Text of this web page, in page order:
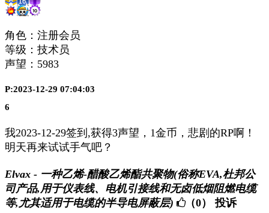
角色：注册会员
等级：技术员
声望： 5983
P:2023-12-29 07:04:03
6
我2023-12-29签到,获得3声望，1金币，悲剧的RP啊！
明天再来试试手气吧？
Elvax - 一种乙烯-醋酸乙烯酯共聚物(俗称EVA,杜邦公
司产品,用于仪表线、电机引接线和无卤低烟阻燃电缆
等,尤其适用于电缆的半导电屏蔽层)
（0） 投诉